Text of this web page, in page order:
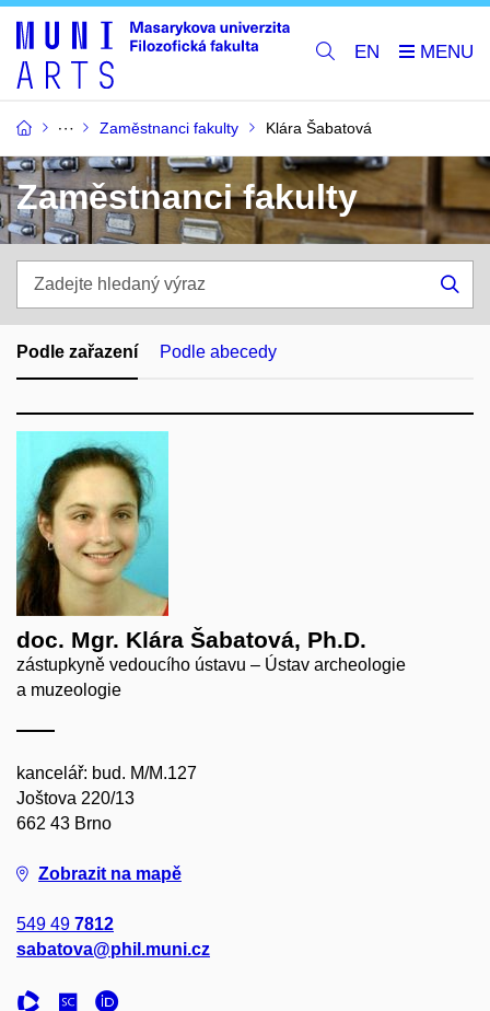
EN
Zaměstnanci fakulty Klára Šabatová
Zaměstnanci fakulty
hledaný
výraz
Podle zařazení Podle abecedy
doc. Mgr. Klára Šabatová, Ph.D.
zástupkyně vedoucího ústavu – Ústav archeologie
a muzeologie
kancelář: bud. M/M.127
Joštova 220/13
662 43 Brno
Zobrazit na mapě
549 49 7812
sabatova@phil.muni.cz